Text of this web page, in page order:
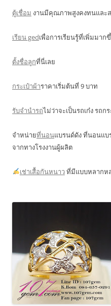
ตู้เชื่อม งานมีคุณภาพสูงคงทนและ
เรียน gedเพื่อการเรียนรู้ที่เพิ่มมาก
ตั้งชื่อลูกที่นี่เลย
กระเป๋าผ้าราคาเริ่มต้นที่ 9 บาท
รับจำนำรถไม่ว่าจะเป็นรถเก๋ง รถก
จำหน่ายที่นอนแบรนด์ดัง ที่นอนแ
จากทางโรงงานผู้ผลิต
เช่าเสื้อกันหนาวที่มีแบบหลากห